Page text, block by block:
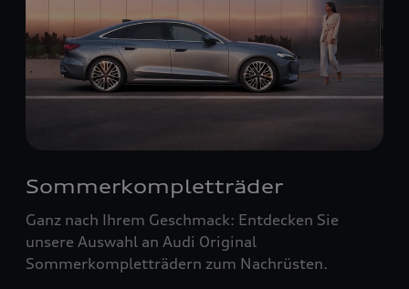
Sommerkompletträder
Ganz nach Ihrem Geschmack: Entdecken Sie
unsere Auswahl an Audi Original
Sommerkompletträdern zum Nachrüsten.